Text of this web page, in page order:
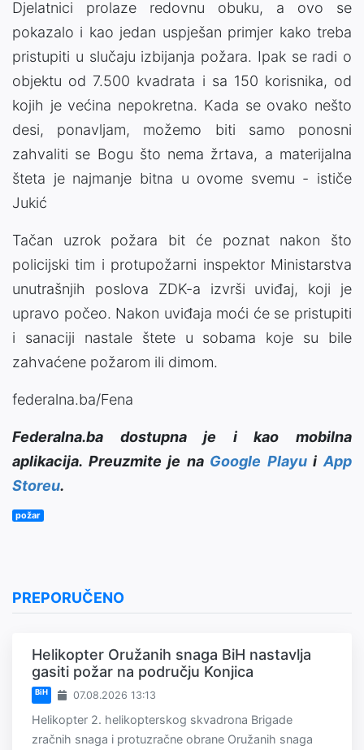
Djelatnici prolaze redovnu obuku, a ovo se
pokazalo i kao jedan uspješan primjer kako treba
pristupiti u slučaju izbijanja požara. Ipak se radi o
objektu od 7.500 kvadrata i sa 150 korisnika, od
kojih je većina nepokretna. Kada se ovako nešto
desi, ponavljam, možemo biti samo ponosni
zahvaliti se Bogu što nema žrtava, a materijalna
šteta je najmanje bitna u ovome svemu - ističe
Jukić
Tačan uzrok požara bit će poznat nakon što
policijski tim i protupožarni inspektor Ministarstva
unutrašnjih poslova ZDK-a izvrši uviđaj, koji je
upravo počeo. Nakon uviđaja moći će se pristupiti
i sanaciji nastale štete u sobama koje su bile
zahvaćene požarom ili dimom.
federalna.ba/Fena
Federalna.ba dostupna je i kao mobilna
aplikacija. Preuzmite je na Google PlayuiApp
Storeu.
požar
PREPORUČENO
Helikopter Oružanih snaga BiH nastavlja
gasiti požar na području Konjica
BiH 07.08.2026 13:13
Helikopter 2. helikopterskog skvadrona Brigade
zračnih snaga i protuzračne obrane Oružanih snaga